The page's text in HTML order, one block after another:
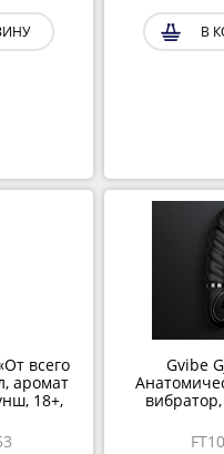
всего
аромат
18+,
В
Gvibe